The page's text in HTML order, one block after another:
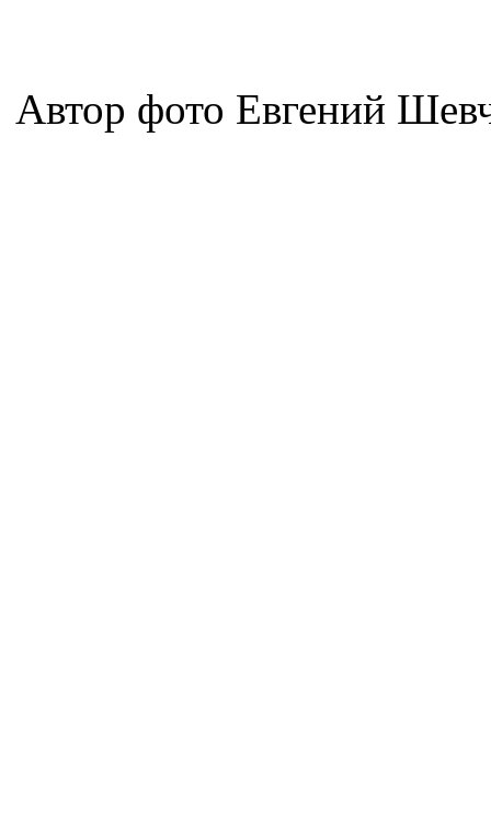
Автор фото Евгений